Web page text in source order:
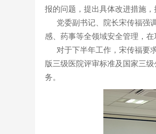
报的问题，提出具体改进措施，
党委副书记、院长宋传福强调
感、药事等全领域安全管理，
对于下半年工作，宋传福要
版三级医院评审标准及国家三
务。